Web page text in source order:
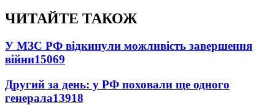
ЧИТАЙТЕ ТАКОЖ
У МЗС РФ відкинули можливість завершення
війни15069
Другий за день: у РФ поховали ще одного
генерала13918